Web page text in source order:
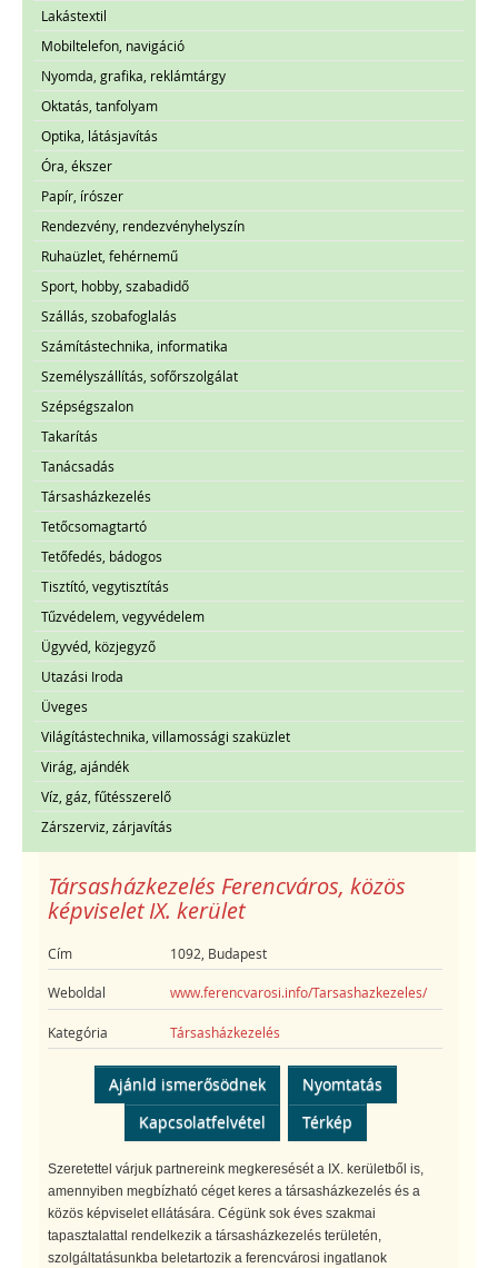
Lakástextil
Mobiltelefon, navigáció
Nyomda, grafika, reklámtárgy
Oktatás, tanfolyam
Optika, látásjavítás
Óra, ékszer
Papír, írószer
Rendezvény, rendezvényhelyszín
Ruhaüzlet, fehérnemű
Sport, hobby, szabadidő
Szállás, szobafoglalás
Számítástechnika, informatika
Személyszállítás, sofőrszolgálat
Szépségszalon
Takarítás
Tanácsadás
Társasházkezelés
Tetőcsomagtartó
Tetőfedés, bádogos
Tisztító, vegytisztítás
Tűzvédelem, vegyvédelem
Ügyvéd, közjegyző
Utazási Iroda
Üveges
Világítástechnika, villamossági szaküzlet
Virág, ajándék
Víz, gáz, fűtésszerelő
Zárszerviz, zárjavítás
Társasházkezelés Ferencváros, közös
képviselet IX. kerület
Cím 1092, Budapest
Weboldal www.ferencvarosi.info/Tarsashazkezeles/
Kategória Társasházkezelés
Ajánld ismerősödnek
Nyomtatás
Kapcsolatfelvétel
Térkép
Szeretettel várjuk partnereink megkeresését a IX. kerületből is,
amennyiben megbízható céget keres a társasházkezelés és a
közös képviselet ellátására. Cégünk sok éves szakmai
tapasztalattal rendelkezik a társasházkezelés területén,
szolgáltatásunkba beletartozik a ferencvárosi ingatlanok